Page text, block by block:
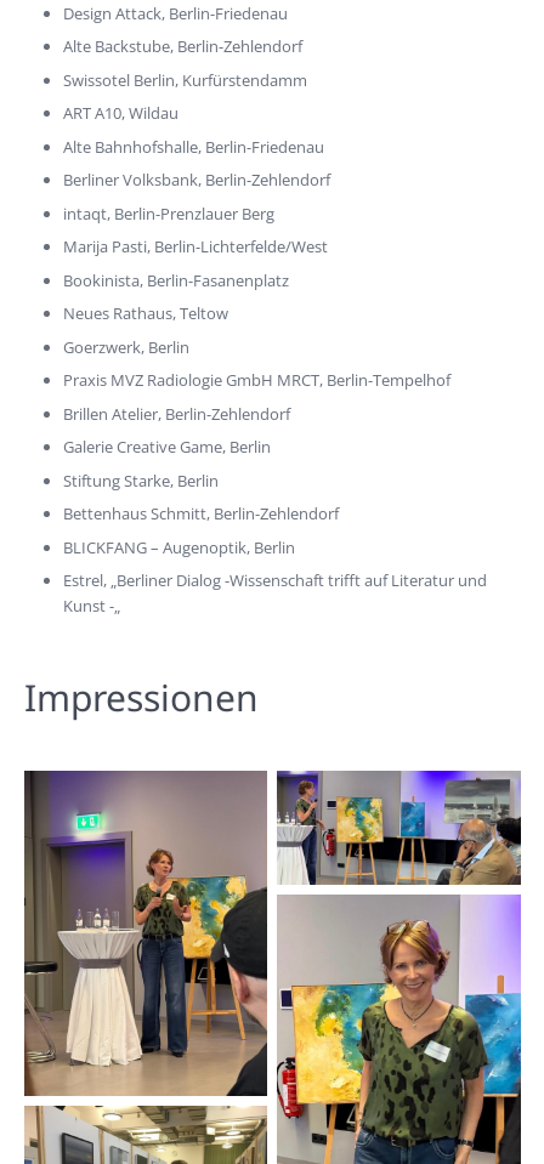
Design Attack, Berlin-Friedenau
Alte Backstube, Berlin-Zehlendorf
Swissotel Berlin, Kurfürstendamm
ART A10, Wildau
Alte Bahnhofshalle, Berlin-Friedenau
Berliner Volksbank, Berlin-Zehlendorf
intaqt, Berlin-Prenzlauer Berg
Marija Pasti, Berlin-Lichterfelde/West
Bookinista, Berlin-Fasanenplatz
Neues Rathaus, Teltow
Goerzwerk, Berlin
Praxis MVZ Radiologie GmbH MRCT, Berlin-Tempelhof
Brillen Atelier, Berlin-Zehlendorf
Galerie Creative Game, Berlin
Stiftung Starke, Berlin
Bettenhaus Schmitt, Berlin-Zehlendorf
BLICKFANG – Augenoptik, Berlin
Estrel, „Berliner Dialog -Wissenschaft trifft auf Literatur und
Kunst -„
Impressionen